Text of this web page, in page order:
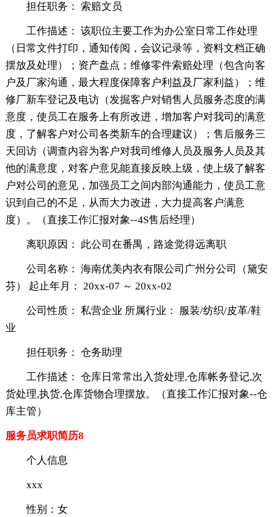
担任职务： 索赔文员
工作描述： 该职位主要工作为办公室日常工作处理
（日常文件打印，通知传阅，会议记录等，资料文档正确
摆放及处理）；资产盘点；维修零件索赔处理（包含向客
户及厂家沟通，最大程度保障客户利益及厂家利益）；维
修厂新车登记及电访（发掘客户对销售人员服务态度的满
意度，使员工在服务上有所改进，增加客户对我司的满意
度，了解客户对公司各类新车的合理建议）；售后服务三
天回访（调查内容为客户对我司维修人员及服务人员及其
他的满意度，对客户意见能直接反映上级，使上级了解客
户对公司的意见，加强员工之间内部沟通能力，使员工意
识到自己的不足，从而大力改进，大力提高客户满意
度）。（直接工作汇报对象--4S售后经理）
离职原因： 此公司在番禺，路途觉得远离职
公司名称： 海南优美内衣有限公司广州分公司（黛安
芬） 起止年月： 20xx-07 ～ 20xx-02
公司性质： 私营企业 所属行业： 服装/纺织/皮革/鞋
业
担任职务： 仓务助理
工作描述： 仓库日常常出入货处理,仓库帐务登记,次
货处理,执货,仓库货物合理摆放。（直接工作汇报对象--仓
库主管）
服务员求职简历8
个人信息
xxx
性别：女